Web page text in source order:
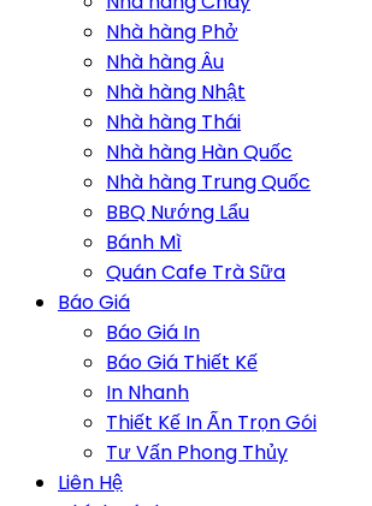
Nhà hàng Phở
Nhà hàng Âu
Nhà hàng Nhật
Nhà hàng Thái
Nhà hàng Hàn Quốc
Nhà hàng Trung Quốc
BBQ Nướng Lẩu
Bánh Mì
Quán Cafe Trà Sữa
Báo Giá
Báo Giá In
Báo Giá Thiết Kế
In Nhanh
Thiết Kế In Ấn Trọn Gói
Tư Vấn Phong Thủy
Liên Hệ